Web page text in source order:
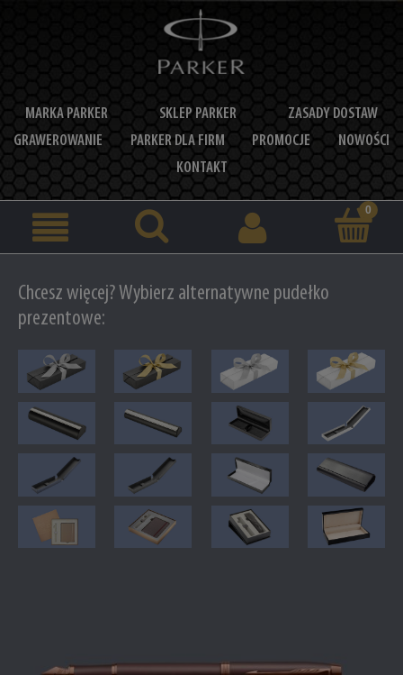
MARKA PARKER SKLEP PARKER
ZASADY DOSTAW
GRAWEROWANIE
PARKER DLA FIRM PROMOCJE
NOWOŚCI
KONTAKT
Chcesz więcej? Wybierz alternatywne pudełko
prezentowe: